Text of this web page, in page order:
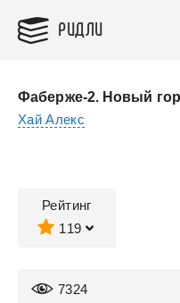
РИДЛИ
Фаберже-2. Новый
Хай Алекс
Рейтинг
119
7324